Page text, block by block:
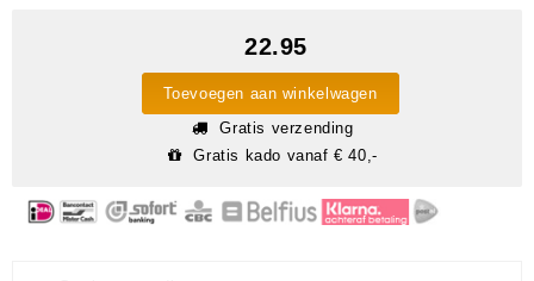
22.95
Toevoegen aan winkelwagen
Gratis verzending
Gratis kado vanaf € 40,-